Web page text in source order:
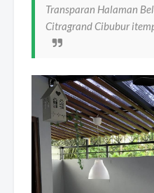
Transparan Halaman
Citragrand Cibubur